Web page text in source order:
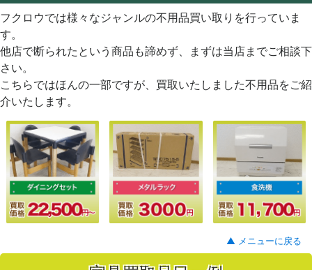
フクロウでは様々なジャンルの不用品買い取りを行っていま
す。
他店で断られたという商品も諦めず、まずは当店までご相談下
さい。
こちらではほんの一部ですが、買取いたしました不用品をご紹
介いたします。
▲ メニューに戻る